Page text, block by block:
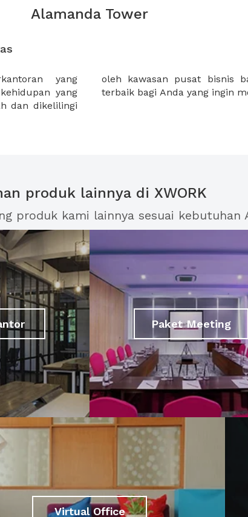
Alamanda Tower
yang
yang
dan dikelilingi
pilihan
terbaik bagi Anda yang ingin
produk lainnya di XWORK
produk kami lainnya sesuai kebutuhan
Paket Meeting
Virtual Office